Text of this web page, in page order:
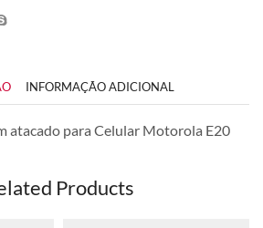
INFORMAÇÃO ADICIONAL
atacado para Celular Motorola E20
Products